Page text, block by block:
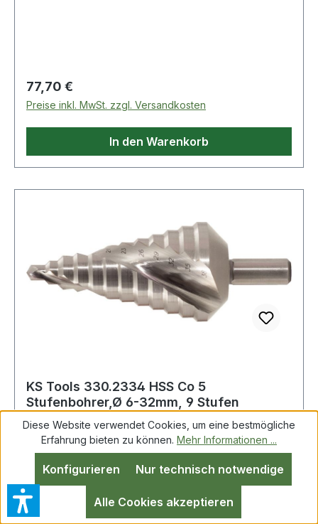
geringe Schneidbelastung. Weitere Produkte im
Bereich HSS Co 5 Stufenbohrer,Ø 6-32mm, 8
Stufen
Regulärer Preis:
77,70 €
Preise inkl. MwSt. zzgl. Versandkosten
In den Warenkorb
KS Tools 330.2334 HSS Co 5
Stufenbohrer,Ø 6-32mm, 9 Stufen
HSS Co 5 Stufenbohrer,Ø 6-32mm, 9 Stufen
Ausspitzung nach DIN 1412 CKreuzanschliff als
Ausspitzungrechtsschneidendspiralgenutet118°
Spitzenwinkel90° Stufenwinkelabsolute
Diese Website verwendet Cookies, um eine bestmögliche
Erfahrung bieten zu können. Mehr Informationen ...
Nur technisch notwendige
Konfigurieren
Alle Cookies akzeptieren